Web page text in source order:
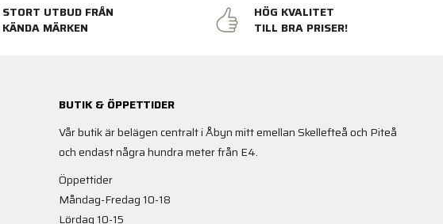
STORT UTBUD FRÅN
KÄNDA MÄRKEN
HÖG KVALITET
TILL BRA PRISER!
BUTIK & ÖPPETTIDER
Vår butik är belägen centralt i Åbyn mitt emellan Skellefteå och Piteå
och endast några hundra meter från E4.
Öppettider
Måndag-Fredag 10-18
Lördag 10-15